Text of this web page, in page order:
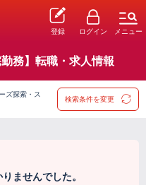
登録 ログイン メニュー
務】転職・求人情報
ズ探索・ス
検索条件を変更
ませんでした。